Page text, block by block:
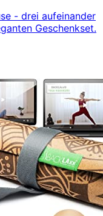
- drei aufeinander
Geschenkset.